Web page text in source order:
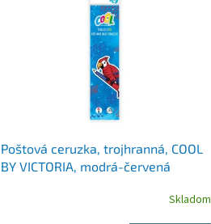
Poštová ceruzka, trojhranná, COOL
BY VICTORIA, modrá-červená
Skladom